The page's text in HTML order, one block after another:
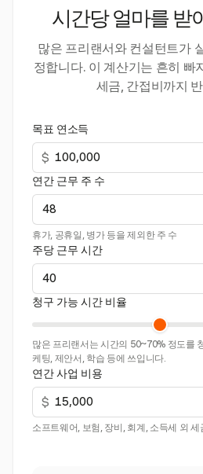
시간당 얼마를 받
많은 프리랜서와 컨설턴트가
정합니다. 이 계산기는 흔히 빠
세금, 간접비까지
목표 연소득
$
연간 근무 주 수
휴가, 공휴일, 병가 등을 제외한 주 수
주당 근무 시간
청구 가능 시간 비율
많은 프리랜서는 시간의 50~70% 정도를
케팅, 제안서, 학습 등에 쓰입니다.
연간 사업 비용
$
소프트웨어, 보험, 장비, 회계, 소득세 외 세